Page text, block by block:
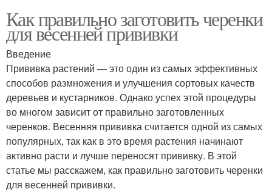
Как правильно заготовить черенки
для весенней прививки
Введение
Прививка растений — это один из самых эффективных
способов размножения и улучшения сортовых качеств
деревьев и кустарников. Однако успех этой процедуры
во многом зависит от правильно заготовленных
черенков. Весенняя прививка считается одной из самых
популярных, так как в это время растения начинают
активно расти и лучше переносят прививку. В этой
статье мы расскажем, как правильно заготовить черенки
для весенней прививки.